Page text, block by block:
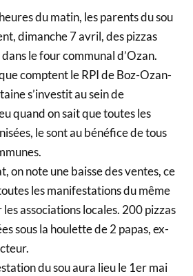
du matin, les parents du sou
dimanche 7 avril, des pizzas
le four communal d’Ozan.
comptent le RPI de Boz-Ozan-
s’investit au sein de
quand on sait que toutes les
le sont au bénéfice de tous
on note une baisse des ventes, ce
les manifestations du même
associations locales. 200 pizzas
sous la houlette de 2 papas, ex-
du sou aura lieu le 1er mai